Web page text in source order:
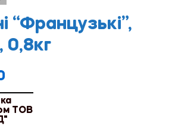
“Французькі”,
0,8кг
ТОВ